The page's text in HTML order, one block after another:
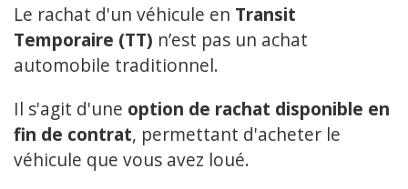
Le rachat d'un véhicule en Transit
Temporaire (TT) n’est pas un achat
automobile traditionnel.
Il s'agit d'une option de rachat disponible en
fin de contrat, permettant d'acheter le
véhicule que vous avez loué.